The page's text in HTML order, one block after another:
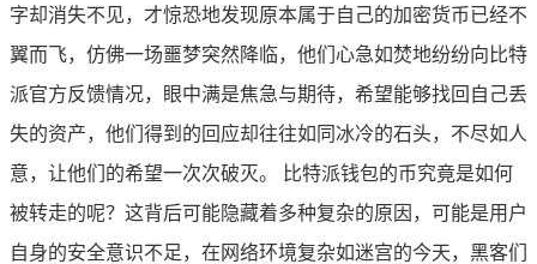
字却消失不见，才惊恐地发现原本属于自己的加密货币已经不
翼而飞，仿佛一场噩梦突然降临，他们心急如焚地纷纷向比特
派官方反馈情况，眼中满是焦急与期待，希望能够找回自己丢
失的资产，他们得到的回应却往往如同冰冷的石头，不尽如人
意，让他们的希望一次次破灭。 比特派钱包的币究竟是如何
被转走的呢？这背后可能隐藏着多种复杂的原因，可能是用户
自身的安全意识不足，在网络环境复杂如迷宫的今天，黑客们